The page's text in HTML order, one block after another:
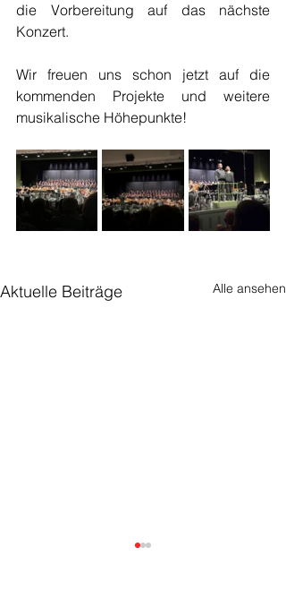
die Vorbereitung auf das nächste
Konzert.
Wir freuen uns schon jetzt auf die
kommenden Projekte und weitere
musikalische Höhepunkte!
Aktuelle Beiträge Alle ansehen